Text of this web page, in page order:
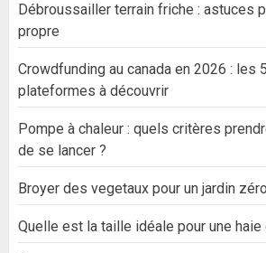
Débroussailler terrain friche : astuces
propre
Crowdfunding au canada en 2026 : les
plateformes à découvrir
Pompe à chaleur : quels critères
de se lancer ?
Broyer des vegetaux pour un jardin
Quelle est la taille idéale pour une haie